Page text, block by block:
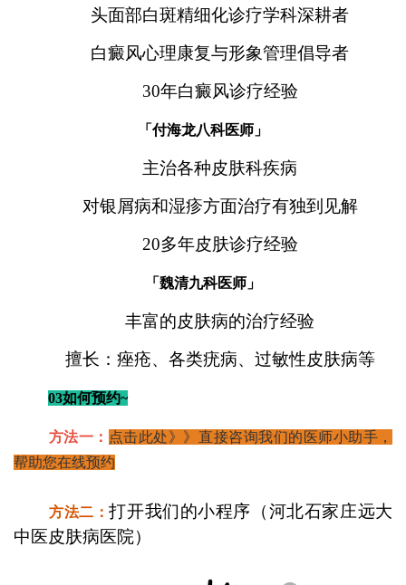
头面部白斑精细化诊疗学科深耕者
白癜风心理康复与形象管理倡导者
30年白癜风诊疗经验
「付海龙八科医师」
主治各种皮肤科疾病
对银屑病和湿疹方面治疗有独到见解
20多年皮肤诊疗经验
「魏清九科医师」
丰富的皮肤病的治疗经验
擅长：痤疮、各类疣病、过敏性皮肤病等
03如何预约~
方法一： 点击此处》》直接咨询我们的医师小助手，
帮助您在线预约
方法二：打开我们的小程序（河北石家庄远大
中医皮肤病医院）